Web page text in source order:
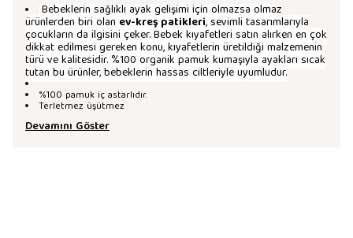
Bebeklerin sağlıklı ayak gelişimi için olmazsa olmaz
ürünlerden biri olan ev-kreş patikleri, sevimli tasarımlarıyla
çocukların da ilgisini çeker. Bebek kıyafetleri satın alırken en çok
dikkat edilmesi gereken konu, kıyafetlerin üretildiği malzemenin
türü ve kalitesidir. %100 organik pamuk kumaşıyla ayakları sıcak
tutan bu ürünler, bebeklerin hassas ciltleriyle uyumludur.
%100 pamuk iç astarlıdır.
Terletmez üşütmez
Devamını Göster